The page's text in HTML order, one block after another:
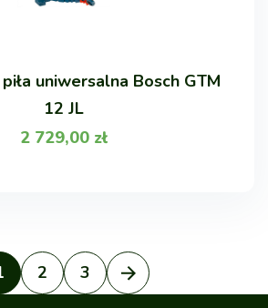
uniwersalna Bosch GTM
12 JL
2 729,00 zł
2 3